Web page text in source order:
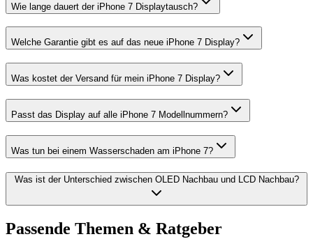
Wie lange dauert der iPhone 7 Displaytausch?
Welche Garantie gibt es auf das neue iPhone 7 Display?
Was kostet der Versand für mein iPhone 7 Display?
Passt das Display auf alle iPhone 7 Modellnummern?
Was tun bei einem Wasserschaden am iPhone 7?
Was ist der Unterschied zwischen OLED Nachbau und LCD Nachbau?
Passende Themen & Ratgeber